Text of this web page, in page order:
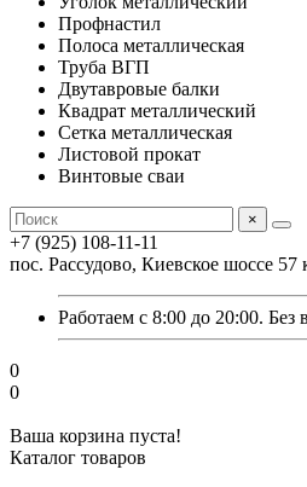
Профнастил
Полоса металлическая
Труба ВГП
Двутавровые балки
Квадрат металлический
Сетка металлическая
Листовой прокат
Винтовые сваи
×
+7 (925) 108-11-11
пос. Рассудово, Киевское шоссе 57
Работаем с 8:00 до 20:00. Без
0
0
Ваша корзина пуста!
Каталог товаров